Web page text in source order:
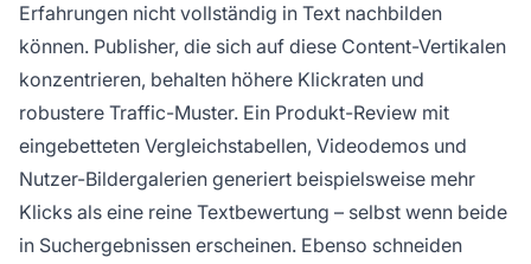
Erfahrungen nicht vollständig in Text nachbilden
können. Publisher, die sich auf diese Content-Vertikalen
konzentrieren, behalten höhere Klickraten und
robustere Traffic-Muster. Ein Produkt-Review mit
eingebetteten Vergleichstabellen, Videodemos und
Nutzer-Bildergalerien generiert beispielsweise mehr
Klicks als eine reine Textbewertung – selbst wenn beide
in Suchergebnissen erscheinen. Ebenso schneiden